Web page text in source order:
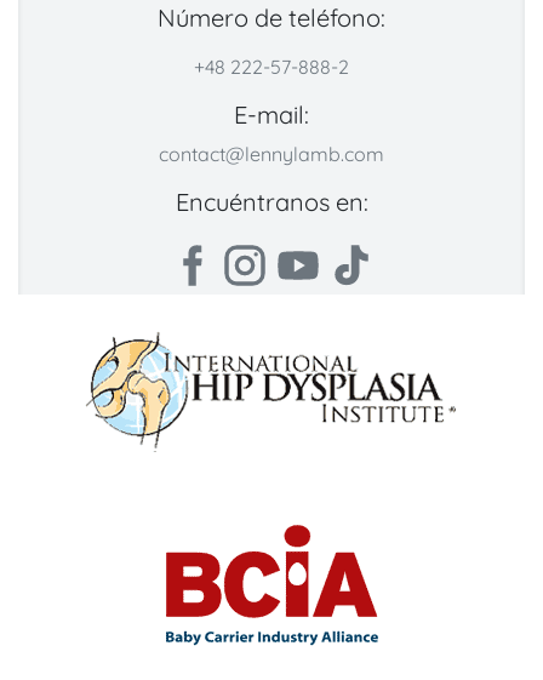
Número de teléfono:
+48 222-57-888-2
E-mail:
contact@lennylamb.com
Encuéntranos en: